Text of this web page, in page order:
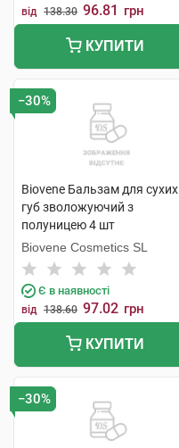
від 138.30 96.81 грн
КУПИТИ
−30%
Biovene Бальзам для сухих
губ зволожуючий з
полуницею 4 шт
Biovene Cosmetics SL
Є в наявності
від 138.60 97.02 грн
КУПИТИ
−30%